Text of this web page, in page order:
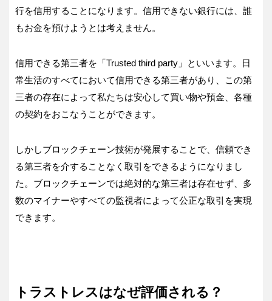
行を信用することになります。信用できない銀行には、誰
もお金を預けようとは考えません。
信用できる第三者を「Trusted third party」といいます。日
常生活のすべてにおいて信用できる第三者があり、この第
三者の存在によって私たちは安心して買い物や預金、各種
の契約をおこなうことができます。
しかしブロックチェーン技術が発展することで、信頼でき
る第三者を介することなく取引をできるようになりまし
た。ブロックチェーンでは絶対的な第三者は存在せず、多
数のマイナーやすべての監視者によって公正な取引を実現
できます。
トラストレスはなぜ評価される？